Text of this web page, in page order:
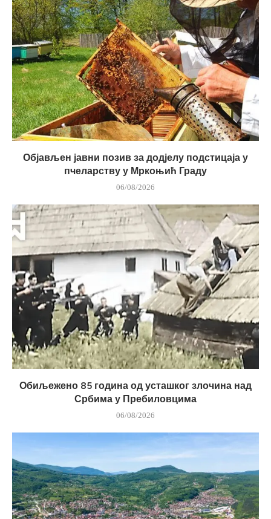
Објављен јавни позив за додјелу подстицаја у
пчеларству у Мркоњић Граду
06/08/2026
Обиљежено 85 година од усташког злочина над
Србима у Пребиловцима
06/08/2026